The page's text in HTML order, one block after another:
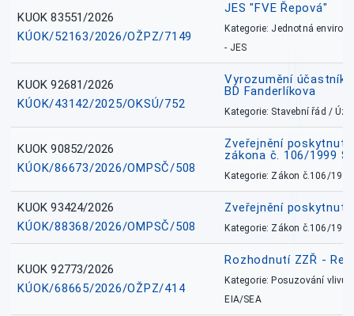
KUOK 83551/2026
KÚOK/52163/2026/OŽPZ/7149
JES "FVE Řepová"
Kategorie: Jednotná
- JES
KUOK 92681/2026
KÚOK/43142/2025/OKSÚ/752
Vyrozumění
BD Fanderlíkova
Kategorie: Stavební řád /
KUOK 90852/2026
KÚOK/86673/2026/OMPSČ/508
Zveřejnění
zákona č. 106/1999
Kategorie: Zákon č.106/1999
KUOK 93424/2026
KÚOK/88368/2026/OMPSČ/508
Zveřejnění
Kategorie: Zákon č.106/1999
KUOK 92773/2026
KÚOK/68665/2026/OŽPZ/414
Rozhodnutí ZZŘ -
Kategorie: Posuzování vlivů
EIA/SEA